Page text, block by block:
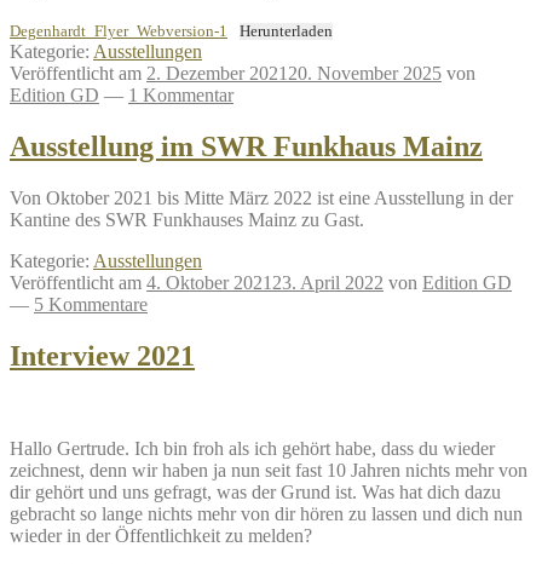
Degenhardt_Flyer_Webversion-1 Herunterladen
Kategorie: Ausstellungen
Veröffentlicht am 2. Dezember 2021 20. November 2025 von
Edition GD — 1 Kommentar
Ausstellung im SWR Funkhaus Mainz
Von Oktober 2021 bis Mitte März 2022 ist eine Ausstellung in der
Kantine des SWR Funkhauses Mainz zu Gast.
Kategorie: Ausstellungen
Veröffentlicht am 4. Oktober 2021 23. April 2022 von Edition GD
— 5 Kommentare
Interview 2021
Hallo Gertrude. Ich bin froh als ich gehört habe, dass du wieder
zeichnest, denn wir haben ja nun seit fast 10 Jahren nichts mehr von
dir gehört und uns gefragt, was der Grund ist. Was hat dich dazu
gebracht so lange nichts mehr von dir hören zu lassen und dich nun
wieder in der Öffentlichkeit zu melden?